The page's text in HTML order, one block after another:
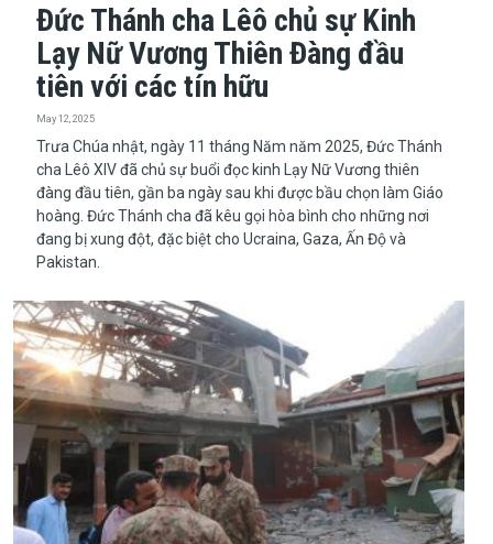
Đức Thánh cha Lêô chủ sự Kinh
Lạy Nữ Vương Thiên Đàng đầu
tiên với các tín hữu
May 12, 2025
​​​​​​​Trưa Chúa nhật, ngày 11 tháng Năm năm 2025, Đức Thánh
cha Lêô XIV đã chủ sự buổi đọc kinh Lạy Nữ Vương thiên
đàng đầu tiên, gần ba ngày sau khi được bầu chọn làm Giáo
hoàng. Đức Thánh cha đã kêu gọi hòa bình cho những nơi
đang bị xung đột, đặc biệt cho Ucraina, Gaza, Ấn Độ và
Pakistan.